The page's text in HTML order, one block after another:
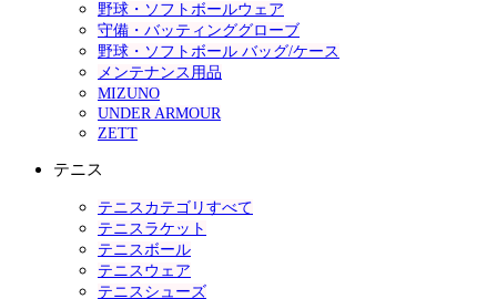
野球・ソフトボールウェア
守備・バッティンググローブ
野球・ソフトボール バッグ/ケース
メンテナンス用品
MIZUNO
UNDER ARMOUR
ZETT
テニス
テニスカテゴリすべて
テニスラケット
テニスボール
テニスウェア
テニスシューズ